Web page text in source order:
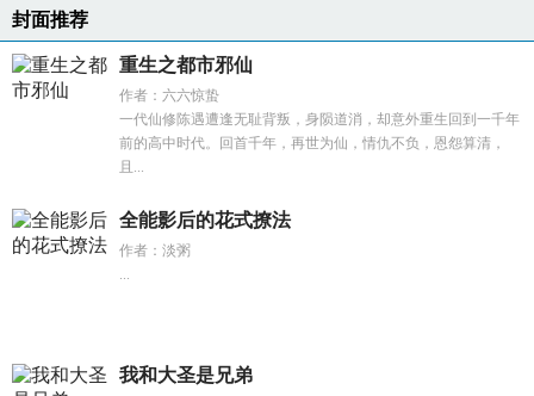
封面推荐
重生之都市邪仙
作者：六六惊蛰
一代仙修陈遇遭逢无耻背叛，身陨道消，却意外重生回到一千年
前的高中时代。回首千年，再世为仙，情仇不负，恩怨算清，
且...
全能影后的花式撩法
作者：淡粥
...
我和大圣是兄弟